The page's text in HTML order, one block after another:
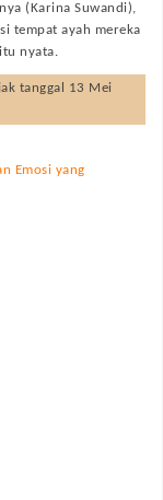
(Karina Suwandi),
tempat ayah mereka
nyata.
tanggal 13 Mei
Emosi yang